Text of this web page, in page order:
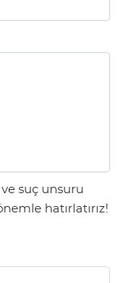
suç unsuru
hatırlatırız!